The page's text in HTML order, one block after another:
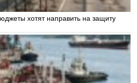
хотят направить на защиту